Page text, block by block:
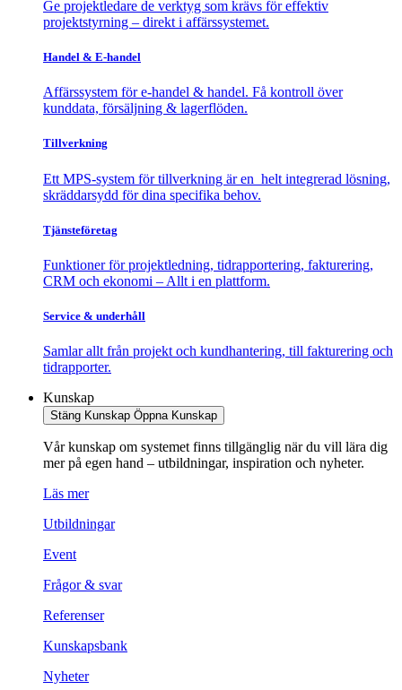
Ge projektledare de verktyg som krävs för effektiv
projektstyrning – direkt i affärssystemet.
Handel & E-handel
Affärssystem för e-handel & handel. Få kontroll över
kunddata, försäljning & lagerflöden.
Tillverkning
Ett MPS-system för tillverkning är en helt integrerad lösning,
skräddarsydd för dina specifika behov.
Tjänsteföretag
Funktioner för projektledning, tidrapportering, fakturering,
CRM och ekonomi – Allt i en plattform.
Service & underhåll
Samlar allt från projekt och kundhantering, till fakturering och
tidrapporter.
Kunskap
Stäng Kunskap Öppna Kunskap
Vår kunskap om systemet finns tillgänglig när du vill lära dig
mer på egen hand – utbildningar, inspiration och nyheter.
Läs mer
Utbildningar
Event
Frågor & svar
Referenser
Kunskapsbank
Nyheter